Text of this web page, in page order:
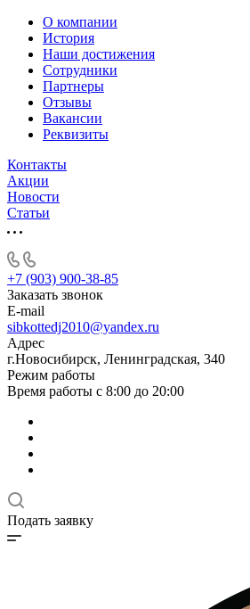
О компании
История
Наши достижения
Сотрудники
Партнеры
Отзывы
Вакансии
Реквизиты
Контакты
Акции
Новости
Статьи
+7 (903) 900-38-85
Заказать звонок
E-mail
sibkottedj2010@yandex.ru
Адрес
г.Новосибирск, Ленинградская, 340
Режим работы
Время работы с 8:00 до 20:00
Подать заявку